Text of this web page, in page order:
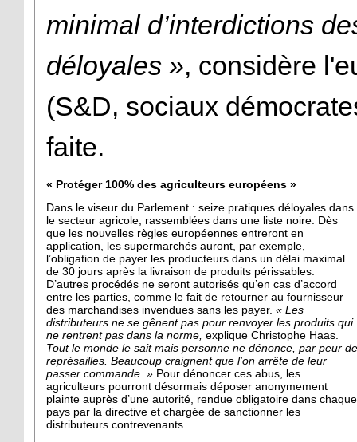
minimal d’interdictions
déloyales », considère
(S&D, sociaux
faite.
« Protéger 100% des agriculteurs européens »
Dans le viseur du Parlement : seize pratiques déloyales dans
le secteur agricole, rassemblées dans une liste noire. Dès
que les nouvelles règles européennes entreront en
application, les supermarchés auront, par exemple,
l’obligation de payer les producteurs dans un délai maximal
de 30 jours après la livraison de produits périssables.
D’autres procédés ne seront autorisés qu’en cas d’accord
entre les parties, comme le fait de retourner au fournisseur
des marchandises invendues sans les payer. « Les
distributeurs ne se gênent pas pour renvoyer les produits qui
ne rentrent pas dans la norme, explique Christophe Haas.
Tout le monde le sait mais personne ne dénonce, par peur de
représailles. Beaucoup craignent que l’on arrête de leur
passer commande. » Pour dénoncer ces abus, les
agriculteurs pourront désormais déposer anonymement
plainte auprès d’une autorité, rendue obligatoire dans chaque
pays par la directive et chargée de sanctionner les
distributeurs contrevenants.